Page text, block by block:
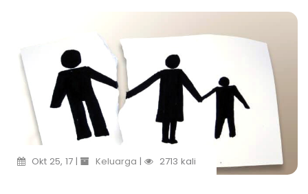
Okt 25, 17 | Keluarga | 2713 kali